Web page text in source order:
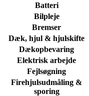
Batteri
Bilpleje
Bremser
Dæk, hjul & hjulskifte
Dækopbevaring
Elektrisk arbejde
Fejlsøgning
Firehjulsudmåling &
sporing